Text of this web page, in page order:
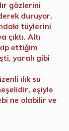
gözlerini
duruyor.
tüylerini
çıktı. Altı
ettiğim
yaralı gibi
ılık su
eşiyle
ne olabilir ve